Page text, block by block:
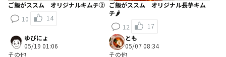
ご飯がススム オリジナルキムチ②
10
14
ご飯がススム オリジナル長芋キム
チ🌶️
12
17
ゆぴにょ
05/19 01:06
その他
とも
05/07 08:34
その他